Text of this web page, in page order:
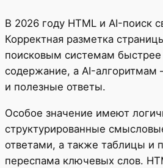
В 2026 году HTML и AI-поиск
Корректная разметка
поисковым системам
содержание, а AI-алгоритмам
и полезные ответы.
Особое значение имеют
структурированные
ответами, а также таблицы и
переспама ключевых слов.